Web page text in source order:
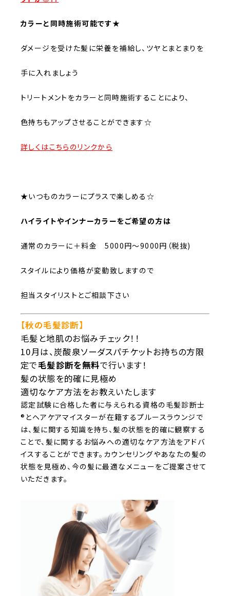
カラーと同時施術可能です★
ダメージを受けた髪に栄養を補給し、ツヤとまとまりを
手に入れましょう
トリートメントをカラーと同時施術することにより、
色持ちもアップさせることができます☆
詳しくはこちらのリンクから
★いつものカラーにプラスで楽しめる☆
ハイライトやインナーカラーをご希望の方は
通常のカラーに＋料金 5000円～9000円（税抜)
スタイルにより価格が変動致しますので
担当スタイリストとご相談下さい
【秋の毛髪診断】
毛髪と地肌のお悩みチェック！！
10月は、炭酸泉ソーダスパチケットお持ちの方限
定で毛髪診断を無料で行います！
髪の状態を的確に見極め
適切なケア方法をお教えいたします
認定試験に合格した者に与えられる資格の毛髪診断士
®とヘアケアマイスターが在籍するプルースラウンジで
は、髪に関する知識を持ち、髪の状態を的確に観察する
ことで、髪に関するお悩みへの適切なケア方法をアドバ
イスすることができます。カウンセリングやあなたの髪の
状態を見極め、今の髪に最適なメニューをご提案させて
いただきます。